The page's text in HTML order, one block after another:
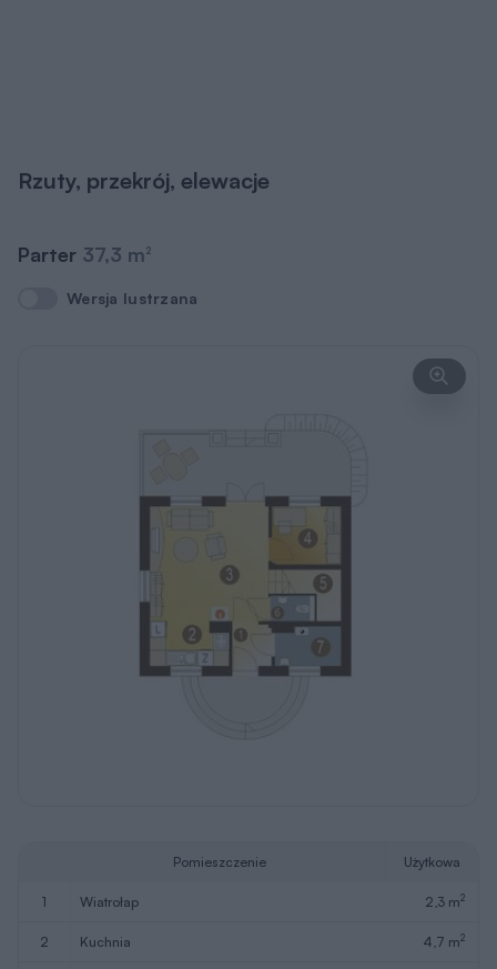
Rzuty, przekrój, elewacje
Parter 37,3 m2
Wersja lustrzana
Wersja lustrzana
Pomieszczenie Użytkowa
1 wiatrołap 2,3 m2
2 kuchnia 4,7 m2